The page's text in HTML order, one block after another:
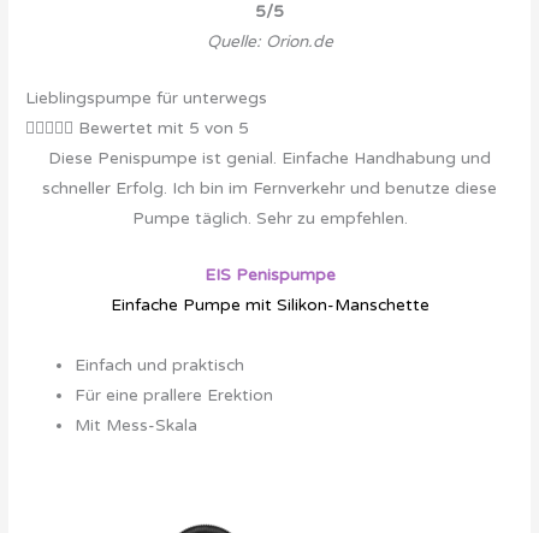
5/5
Quelle: Orion.de
Lieblingspumpe für unterwegs
 Bewertet mit 5 von 5
Diese Penispumpe ist genial. Einfache Handhabung und
schneller Erfolg. Ich bin im Fernverkehr und benutze diese
Pumpe täglich. Sehr zu empfehlen.
EIS Penispumpe
Einfache Pumpe mit Silikon-Manschette
Einfach und praktisch
Für eine prallere Erektion
Mit Mess-Skala